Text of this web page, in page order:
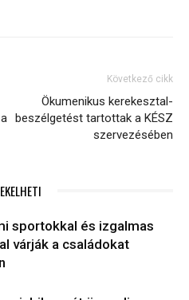
Következő cikk
Ökumenikus kerekesztal-
beszélgetést tartottak a KÉSZ
szervezésében
sportokkal és izgalmas
várják a családokat